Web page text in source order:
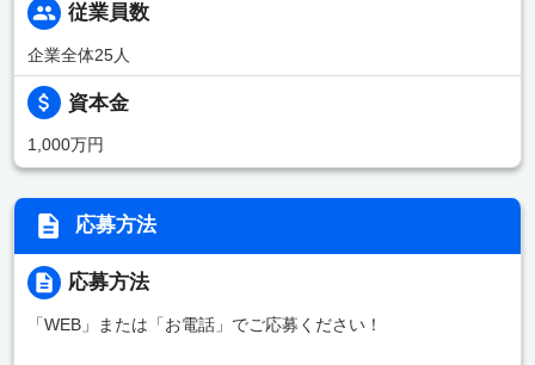
従業員数
企業全体25人
資本金
1,000万円
応募方法
応募方法
「WEB」または「お電話」でご応募ください！